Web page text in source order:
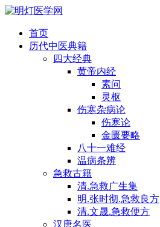
首页
历代中医典籍
四大经典
黄帝内经
素问
灵枢
伤寒杂病论
伤寒论
金匮要略
八十一难经
温病条辨
急救古籍
清.急救广生集
明.张时彻.急救良方
清.文晟.急救便方
汉唐名医